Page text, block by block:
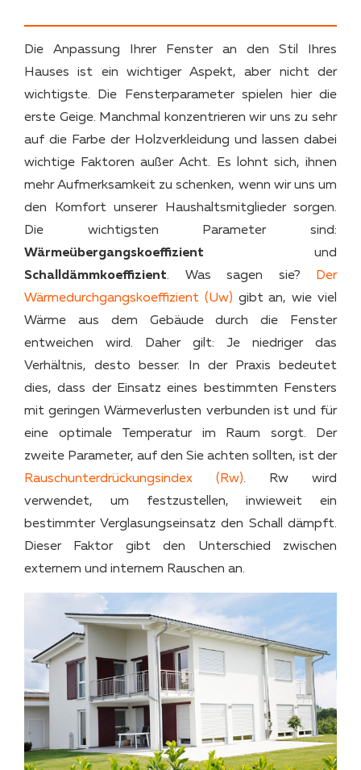
Die Anpassung Ihrer Fenster an den Stil Ihres
Hauses ist ein wichtiger Aspekt, aber nicht der
wichtigste. Die Fensterparameter spielen hier die
erste Geige. Manchmal konzentrieren wir uns zu sehr
auf die Farbe der Holzverkleidung und lassen dabei
wichtige Faktoren außer Acht. Es lohnt sich, ihnen
mehr Aufmerksamkeit zu schenken, wenn wir uns um
den Komfort unserer Haushaltsmitglieder sorgen.
Die wichtigsten Parameter sind:
Wärmeübergangskoeffizient und
Schalldämmkoeffizient. Was sagen sie?
Der
Wärmedurchgangskoeffizient (Uw) gibt an, wie viel
Wärme aus dem Gebäude durch die Fenster
entweichen wird. Daher gilt: Je niedriger das
Verhältnis, desto besser. In der Praxis bedeutet
dies, dass der Einsatz eines bestimmten Fensters
mit geringen Wärmeverlusten verbunden ist und für
eine optimale Temperatur im Raum sorgt. Der
zweite Parameter, auf den Sie achten sollten, ist der
Rauschunterdrückungsindex (Rw). Rw wird
verwendet, um festzustellen, inwieweit ein
bestimmter Verglasungseinsatz den Schall dämpft.
Dieser Faktor gibt den Unterschied zwischen
externem und internem Rauschen an.